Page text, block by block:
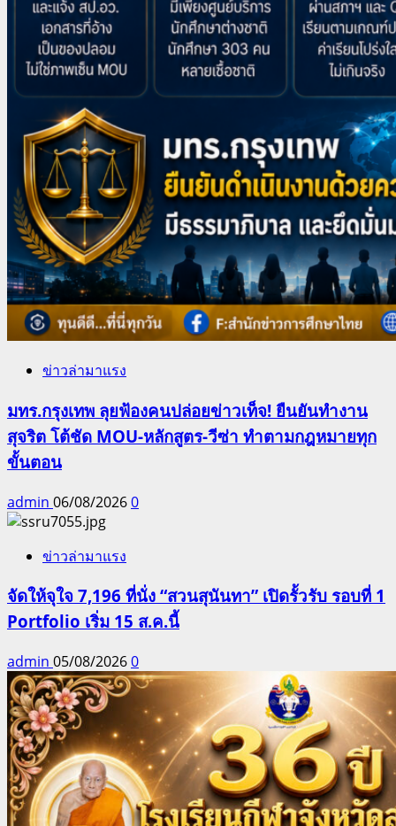
ข่าวล่ามาแรง
มทร.กรุงเทพ ลุยฟ้องคนปล่อยข่าวเท็จ! ยืนยันทำงาน
สุจริต โต้ชัด MOU-หลักสูตร-วีซ่า ทำตามกฎหมายทุก
ขั้นตอน
admin 06/08/20260
ข่าวล่ามาแรง
จัดให้จุใจ 7,196 ที่นั่ง “สวนสุนันทา” เปิดรั้วรับ รอบที่ 1
Portfolio เริ่ม 15 ส.ค.นี้
admin 05/08/20260